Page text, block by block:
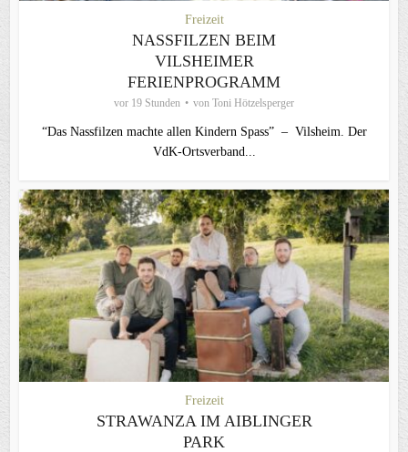
Freizeit
NASSFILZEN BEIM
VILSHEIMER
FERIENPROGRAMM
vor 19 Stunden von Toni Hötzelsperger
“Das Nassfilzen machte allen Kindern Spass” – Vilsheim. Der
VdK-Ortsverband...
Freizeit
STRAWANZA IM AIBLINGER
PARK